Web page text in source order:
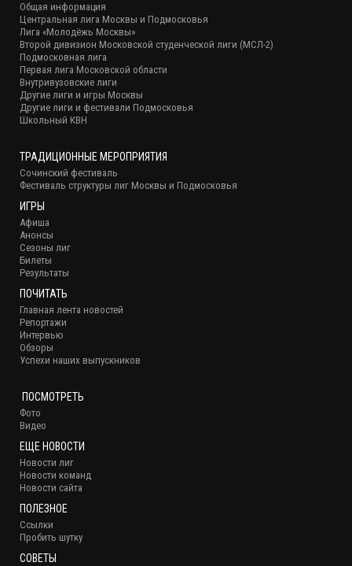
Общая информация
Центральная лига Москвы и Подмосковья
Лига «Молодёжь Москвы»
Второй дивизион Московской студенческой лиги (МСЛ-2)
Подмосковная лига
Первая лига Московской области
Внутривузовские лиги
Другие лиги и игры Москвы
Другие лиги и фестивали Подмосковья
Школьный КВН
ТРАДИЦИОННЫЕ МЕРОПРИЯТИЯ
Сочинский фестиваль
Фестиваль структуры лиг Москвы и Подмосковья
ИГРЫ
Афиша
Анонсы
Сезоны лиг
Билеты
Результаты
ПОЧИТАТЬ
Главная лента новостей
Репортажи
Интервью
Обзоры
Успехи наших выпускников
ПОСМОТРЕТЬ
Фото
Видео
ЕЩЕ НОВОСТИ
Новости лиг
Новости команд
Новости сайта
ПОЛЕЗНОЕ
Ссылки
Пробить шутку
СОВЕТЫ